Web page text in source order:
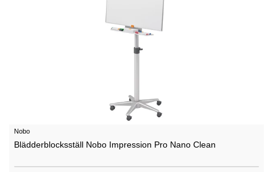
Nobo
Blädderblocksställ Nobo Impression Pro Nano Clean